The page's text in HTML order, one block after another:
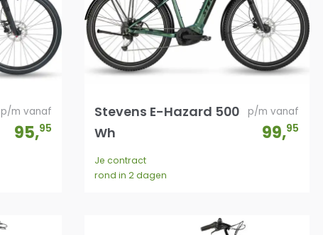
p/m vanaf
95,95
Stevens E-Hazard 500
Wh
p/m vanaf
99,95
Je contract
rond in 2 dagen